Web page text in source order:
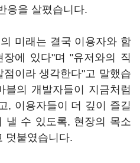
응을 살폈습니다.
미래는 결국 이용자와 함
에 있다"며 "유저와의 직
이라 생각한다"고 말했습
블의 개발자들이 지금처럼
, 이용자들이 더 깊이 즐길
낼 수 있도록, 현장의 목소
덧붙였습니다.